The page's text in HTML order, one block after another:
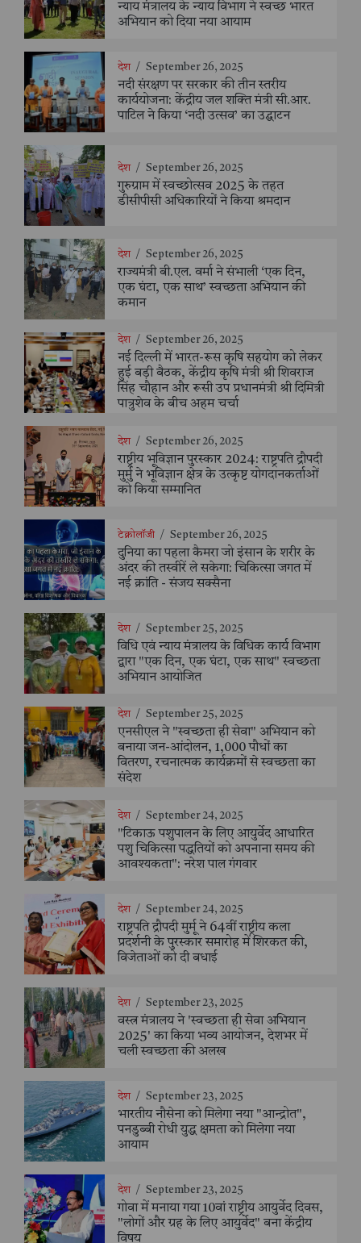
न्याय मंत्रालय के न्याय विभाग ने स्वच्छ भारत
अभियान को दिया नया आयाम
देश / September 26, 2025
नदी संरक्षण पर सरकार की तीन स्तरीय
कार्ययोजना: केंद्रीय जल शक्ति मंत्री सी.आर.
पाटिल ने किया ‘नदी उत्सव’ का उद्घाटन
देश / September 26, 2025
गुरुग्राम में स्वच्छोत्सव 2025 के तहत
डीसीपीसी अधिकारियों ने किया श्रमदान
देश / September 26, 2025
राज्यमंत्री बी.एल. वर्मा ने संभाली ‘एक दिन,
एक घंटा, एक साथ’ स्वच्छता अभियान की
कमान
देश / September 26, 2025
नई दिल्ली में भारत-रूस कृषि सहयोग को लेकर
हुई बड़ी बैठक, केंद्रीय कृषि मंत्री श्री शिवराज
सिंह चौहान और रूसी उप प्रधानमंत्री श्री दिमित्री
पात्रुशेव के बीच अहम चर्चा
देश / September 26, 2025
राष्ट्रीय भूविज्ञान पुरस्कार 2024: राष्ट्रपति द्रौपदी
मुर्मु ने भूविज्ञान क्षेत्र के उत्कृष्ट योगदानकर्ताओं
को किया सम्मानित
टेक्नोलॉजी / September 26, 2025
दुनिया का पहला कैमरा जो इंसान के शरीर के
अंदर की तस्वीरें ले सकेगा: चिकित्सा जगत में
नई क्रांति - संजय सक्सैना
देश / September 25, 2025
विधि एवं न्याय मंत्रालय के विधिक कार्य विभाग
द्वारा "एक दिन, एक घंटा, एक साथ" स्वच्छता
अभियान आयोजित
देश / September 25, 2025
एनसीएल ने "स्वच्छता ही सेवा" अभियान को
बनाया जन-आंदोलन, 1,000 पौधों का
वितरण, रचनात्मक कार्यक्रमों से स्वच्छता का
संदेश
देश / September 24, 2025
"टिकाऊ पशुपालन के लिए आयुर्वेद आधारित
पशु चिकित्सा पद्धतियों को अपनाना समय की
आवश्यकता": नरेश पाल गंगवार
देश / September 24, 2025
राष्ट्रपति द्रौपदी मुर्मू ने 64वीं राष्ट्रीय कला
प्रदर्शनी के पुरस्कार समारोह में शिरकत की,
विजेताओं को दी बधाई
देश / September 23, 2025
वस्त्र मंत्रालय ने 'स्वच्छता ही सेवा अभियान
2025' का किया भव्य आयोजन, देशभर में
चली स्वच्छता की अलख
देश / September 23, 2025
भारतीय नौसेना को मिलेगा नया "आन्द्रोत",
पनडुब्बी रोधी युद्ध क्षमता को मिलेगा नया
आयाम
देश / September 23, 2025
गोवा में मनाया गया 10वां राष्ट्रीय आयुर्वेद दिवस,
"लोगों और ग्रह के लिए आयुर्वेद" बना केंद्रीय
विषय